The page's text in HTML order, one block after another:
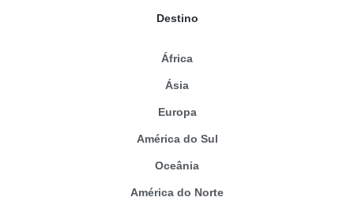
Destino
África
Ásia
Europa
América do Sul
Oceânia
América do Norte